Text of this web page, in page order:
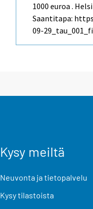
1000 euroa .
Saantitapa:
09-
Kysy meiltä
Neuvonta ja tietopalvelu
Kysy tilastoista